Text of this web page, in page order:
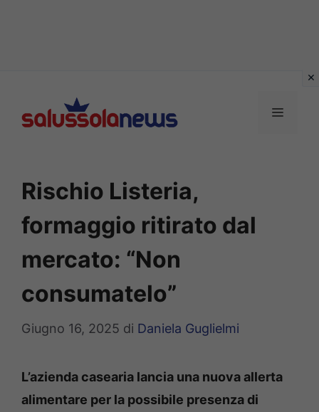
contenuto
MENU
Rischio Listeria,
formaggio ritirato dal
mercato: “Non
consumatelo”
Giugno 16, 2025 di Daniela Guglielmi
L’azienda casearia lancia una nuova allerta
alimentare per la possibile presenza di